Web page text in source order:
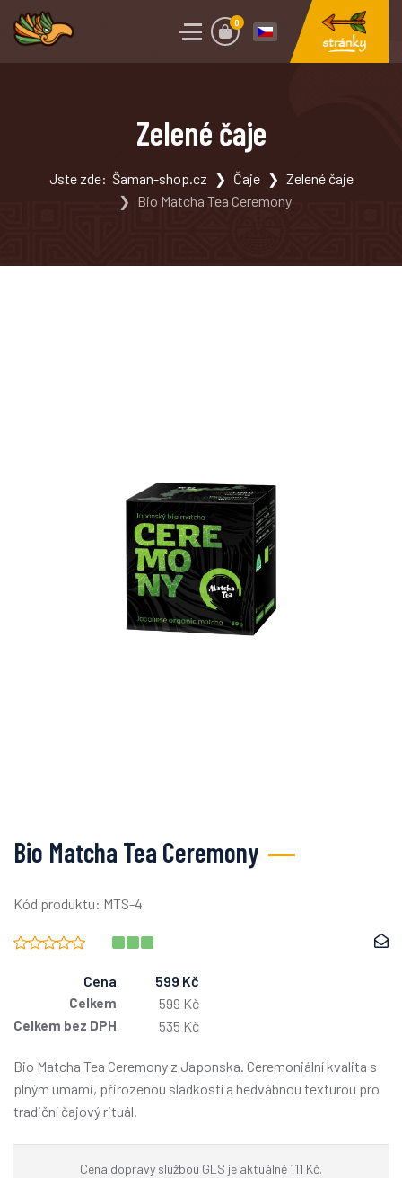
0
Zelené čaje
Jste zde: Šaman-shop.cz Čaje
Zelené čaje
Bio Matcha Tea Ceremony
Bio Matcha Tea Ceremony
Kód produktu: MTS-4
Cena 599 Kč
Celkem 599 Kč
Celkem bez DPH 535 Kč
Bio Matcha Tea Ceremony z Japonska. Ceremoniální kvalita s
plným umami, přirozenou sladkostí a hedvábnou texturou pro
tradiční čajový rituál.
Cena dopravy službou GLS je aktuálně 111 Kč.